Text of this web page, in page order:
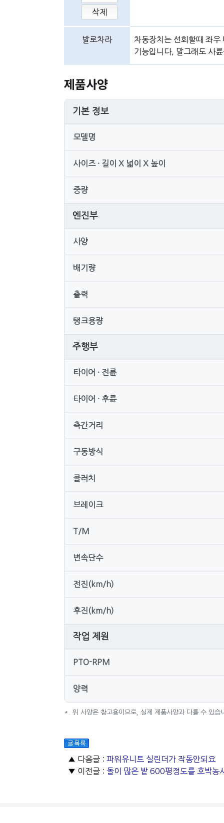
삭제
발로차라
차동장치는 선회할때 좌우
기능입니다, 말그래도 사
제품사양
기본 정보
모델명
사이즈 · 길이 X 넓이 X 높이
중량
엔진부
사양
배기량
출력
탱크용량
주행부
타이어 · 전륜
타이어 · 후륜
축간거리
구동방식
클러치
브레이크
T/M
변속단수
전진(km/h)
후진(km/h)
작업 제원
PTO-RPM
양력
*. 위 사양은 참고용이므로, 실제 제품사양과 다를 수 있습
▲ 다음글 : 파워유니트 실린더가 작동안되요
▼ 이전글 : 돌이 많은 밭 600평정도를 호박농